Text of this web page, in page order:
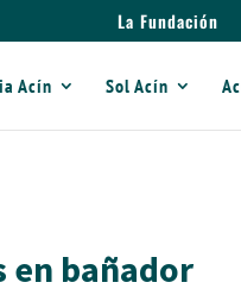
La Fundación
Acín Sol Acín
en bañador